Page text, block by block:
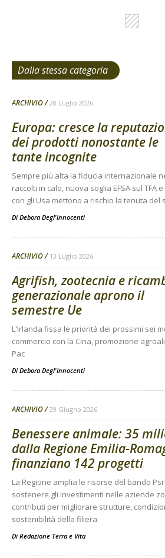
Dalla stessa categoria
ARCHIVIO 28 Luglio 2026
Europa: cresce la
dei prodotti nonostante le
tante incognite
Sempre più alta la fiducia internazionale
raccolti in calo, nuova soglia EFSA sul TFA
con gli Usa mettono a rischio la tenuta del
Di Debora Degl'Innocenti
ARCHIVIO 13 Luglio 2026
Agrifish, zootecnia e
generazionale aprono il
semestre Ue
L'Irlanda fissa le priorità dei prossimi sei
commercio con la Cina, promozione
Pac
Di Debora Degl'Innocenti
ARCHIVIO 29 Giugno 2026
Benessere animale: 35
dalla Regione Emilia-
finanziano 142 progetti
La Regione amplia le risorse del bando
sostenere gli investimenti nelle aziende
contributi per migliorare strutture,
sostenibilità della filiera
Di Redazione Terra e Vita